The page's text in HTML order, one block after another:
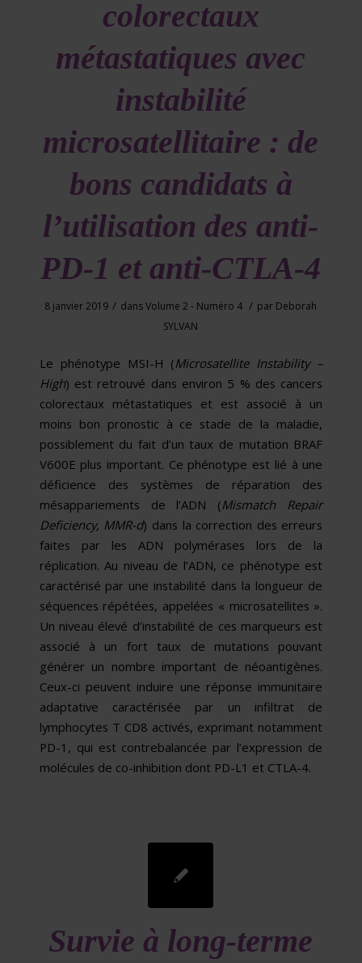
colorectaux
métastatiques avec
instabilité
microsatellitaire : de
bons candidats à
l’utilisation des anti-
PD-1 et anti-CTLA-4
8 janvier 2019 / dansVolume 2 - Numéro 4 / par Deborah
SYLVAN
Le phénotype MSI-H (Microsatellite Instability –
High) est retrouvé dans environ 5 % des cancers
colorectaux métastatiques et est associé à un
moins bon pronostic à ce stade de la maladie,
possiblement du fait d’un taux de mutation BRAF
V600E plus important. Ce phénotype est lié à une
déficience des systèmes de réparation des
mésappariements de l’ADN (Mismatch Repair
Deficiency, MMR-d) dans la correction des erreurs
faites par les ADN polymérases lors de la
réplication. Au niveau de l’ADN, ce phénotype est
caractérisé par une instabilité dans la longueur de
séquences répétées, appelées « microsatellites ».
Un niveau élevé d’instabilité de ces marqueurs est
associé à un fort taux de mutations pouvant
générer un nombre important de néoantigènes.
Ceux-ci peuvent induire une réponse immunitaire
adaptative caractérisée par un infiltrat de
lymphocytes T CD8 activés, exprimant notamment
PD-1, qui est contrebalancée par l’expression de
molécules de co-inhibition dont PD-L1 et CTLA-4.
Survie à long-terme